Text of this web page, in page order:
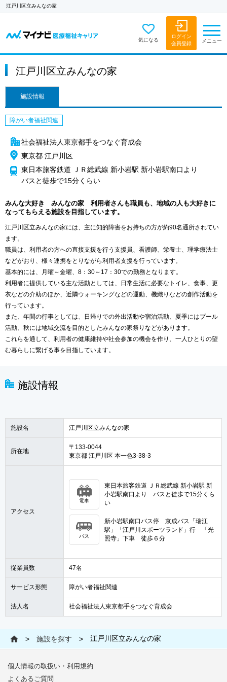
江戸川区立みんなの家
気になる
ログイン
会員登録
メニュー
江戸川区立みんなの家
施設情報
障がい者福祉関連
社会福祉法人東京都手をつなぐ育成会
東京都 江戸川区
東日本旅客鉄道 ＪＲ総武線 新小岩駅 新小岩駅南口より
バスと徒歩で15分くらい
みんな大好き みんなの家 利用者さんも職員も、地域の人も大好きに
なってもらえる施設を目指しています。
江戸川区立みんなの家には、主に知的障害をお持ちの方が約90名通所されてい
ます。
職員は、利用者の方への直接支援を行う支援員、看護師、栄養士、理学療法士
などがおり、様々連携をとりながら利用者支援を行っています。
基本的には、月曜～金曜、8：30～17：30での勤務となります。
利用者に提供している主な活動としては、日常生活に必要なトイレ、食事、更
衣などの介助のほか、近隣ウォーキングなどの運動、機織りなどの創作活動を
行っています。
また、年間の行事としては、日帰りでの外出活動や宿泊活動、夏季にはプール
活動、秋には地域交流を目的としたみんなの家祭りなどがあります。
これらを通して、利用者の健康維持や社会参加の機会を作り、一人ひとりの望
む暮らしに繋げる事を目指しています。
施設情報
施設名 江戸川区立みんなの家
所在地
〒133-0044
東京都 江戸川区 本一色3-38-3
アクセス
電車
東日本旅客鉄道 ＪＲ総武線 新小岩駅 新
小岩駅南口より バスと徒歩で15分くら
い
バス
新小岩駅南口バス停 京成バス「瑞江
駅」「江戸川スポーツランド」行 「光
照寺」下車 徒歩６分
従業員数 47名
サービス形態 障がい者福祉関連
法人名 社会福祉法人東京都手をつなぐ育成会
> 施設を探す > 江戸川区立みんなの家
個人情報の取扱い・利用規約
よくあるご質問